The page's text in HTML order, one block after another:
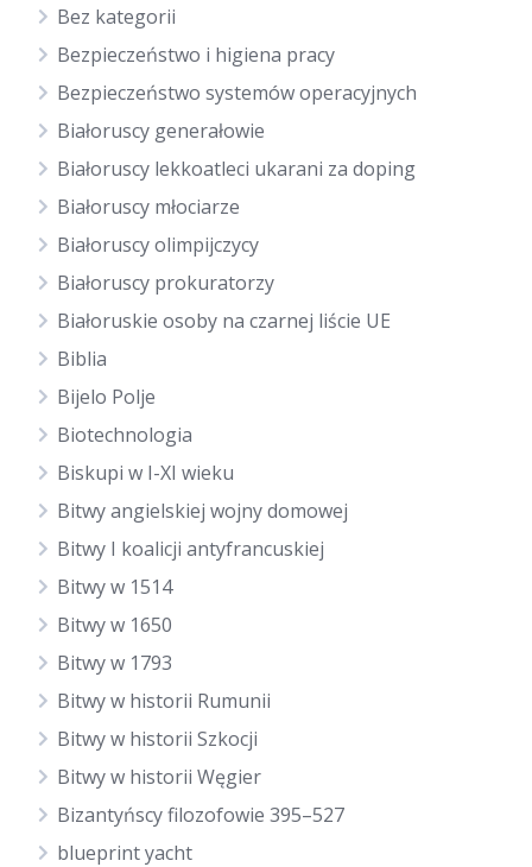
Bez kategorii
Bezpieczeństwo i higiena pracy
Bezpieczeństwo systemów operacyjnych
Białoruscy generałowie
Białoruscy lekkoatleci ukarani za doping
Białoruscy młociarze
Białoruscy olimpijczycy
Białoruscy prokuratorzy
Białoruskie osoby na czarnej liście UE
Biblia
Bijelo Polje
Biotechnologia
Biskupi w I-XI wieku
Bitwy angielskiej wojny domowej
Bitwy I koalicji antyfrancuskiej
Bitwy w 1514
Bitwy w 1650
Bitwy w 1793
Bitwy w historii Rumunii
Bitwy w historii Szkocji
Bitwy w historii Węgier
Bizantyńscy filozofowie 395–527
blueprint yacht